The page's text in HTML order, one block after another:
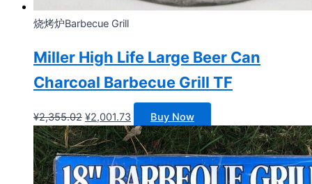
烧烤炉Barbecue Grill
Miller High Life Large Beer Can
Charcoal Barbecue Grill TF
¥2,355.02 原
价
为：
¥2,355.02。
¥2,001.73当
前
价
格
Buy Now